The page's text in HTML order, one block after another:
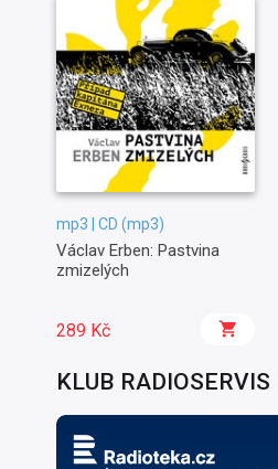
mp3 | CD (mp3)
Václav Erben: Pastvina
zmizelých
289 Kč
KLUB RADIOSERVIS